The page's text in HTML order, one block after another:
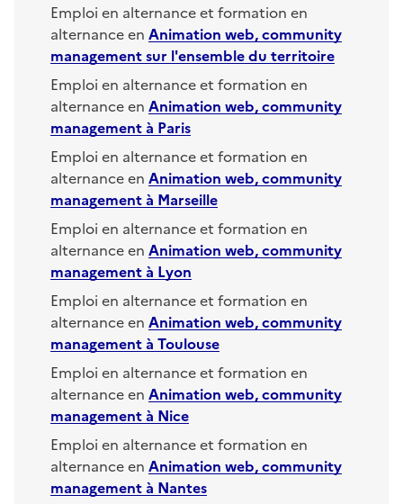
Emploi en alternance et formation en
alternance en Animation web, community
managementsur l'ensemble du territoire
Emploi en alternance et formation en
alternance en Animation web, community
managementà Paris
Emploi en alternance et formation en
alternance en Animation web, community
managementà Marseille
Emploi en alternance et formation en
alternance en Animation web, community
managementà Lyon
Emploi en alternance et formation en
alternance en Animation web, community
managementà Toulouse
Emploi en alternance et formation en
alternance en Animation web, community
managementà Nice
Emploi en alternance et formation en
alternance en Animation web, community
managementà Nantes